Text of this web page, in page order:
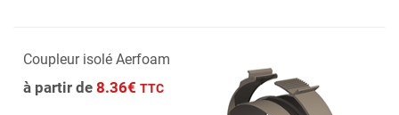
Coupleur isolé Aerfoam
à partir de 8.36€ TTC